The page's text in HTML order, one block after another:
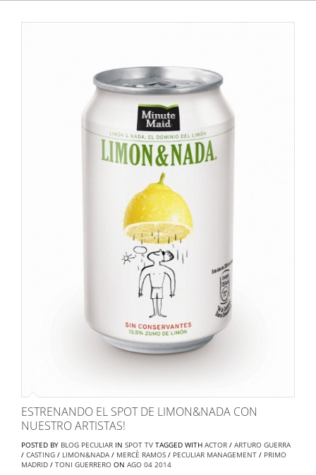
ESTRENANDO EL SPOT DE LIMON&NADA CON
NUESTRO ARTISTAS!
POSTED BY BLOG PECULIAR IN SPOT TV TAGGED WITH ACTOR / ARTURO GUERRA
/ CASTING / LIMON&NADA / MERCÈ RAMOS / PECULIAR MANAGEMENT / PRIMO
MADRID / TONI GUERRERO ON AGO 04 2014